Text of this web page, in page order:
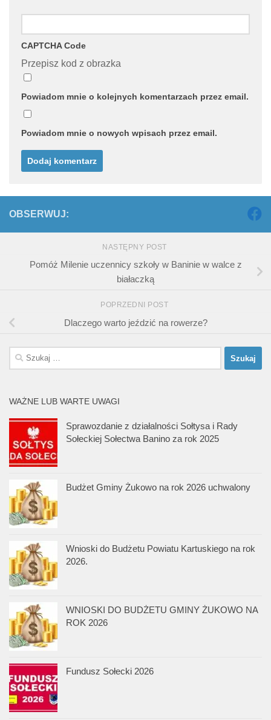
CAPTCHA Code
Przepisz kod z obrazka
Powiadom mnie o kolejnych komentarzach przez email.
Powiadom mnie o nowych wpisach przez email.
OBSERWUJ:
NASTĘPNY POST
Pomóż Milenie uczennicy szkoły w Baninie w walce z
białaczką
POPRZEDNI POST
Dlaczego warto jeździć na rowerze?
Szukaj:
WAŻNE LUB WARTE UWAGI
Sprawozdanie z działalności Sołtysa i Rady
Sołeckiej Sołectwa Banino za rok 2025
Budżet Gminy Żukowo na rok 2026 uchwalony
Wnioski do Budżetu Powiatu Kartuskiego na rok
2026.
WNIOSKI DO BUDŻETU GMINY ŻUKOWO NA
ROK 2026
Fundusz Sołecki 2026